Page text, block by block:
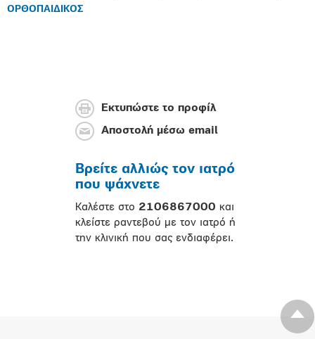
ΟΡΘΟΠAIΔΙΚΟΣ
Εκτυπώστε το προφίλ
Αποστολή μέσω email
Βρείτε αλλιώς τον ιατρό
που ψάχνετε
Καλέστε στο 2106867000 και
κλείστε ραντεβού με τον ιατρό ή
την κλινική που σας ενδιαφέρει.